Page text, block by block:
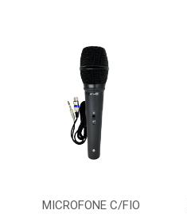
MICROFONE C/FIO